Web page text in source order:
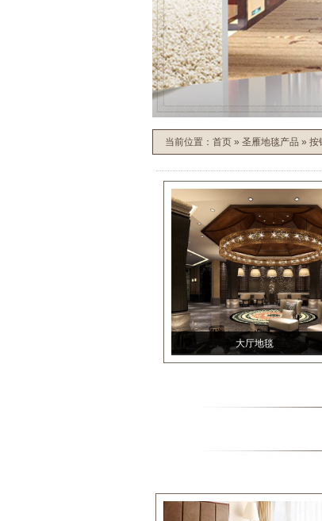
当前位置： 首页 » 圣雁地毯产品 » 按
大厅地毯